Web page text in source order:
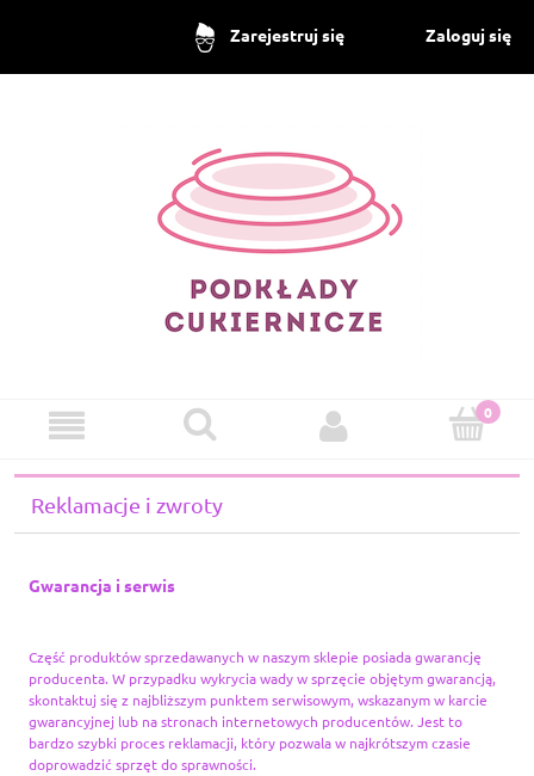
Zarejestruj się Zaloguj się
Reklamacje i zwroty
Gwarancja i serwis
Część produktów sprzedawanych w naszym sklepie posiada gwarancję
producenta. W przypadku wykrycia wady w sprzęcie objętym gwarancją,
skontaktuj się z najbliższym punktem serwisowym, wskazanym w karcie
gwarancyjnej lub na stronach internetowych producentów. Jest to
bardzo szybki proces reklamacji, który pozwala w najkrótszym czasie
doprowadzić sprzęt do sprawności.